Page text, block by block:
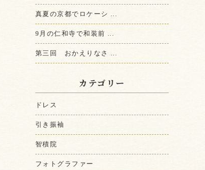
真夏の京都でロケーシ ...
9月の仁和寺で和装前 ...
第三回 おかえりなさ ...
カテゴリー
ドレス
引き振袖
智積院
フォトグラファー